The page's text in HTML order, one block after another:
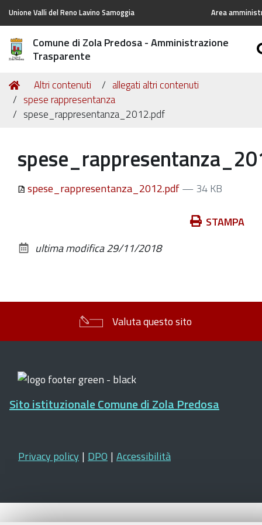
Unione Valli del Reno Lavino Samoggia Area
Comune di Zola Predosa - Amministrazione
Trasparente
Tu
sei
qui:
Home
Altri contenuti
allegati altri contenuti
spese rappresentanza
spese_rappresentanza_2012.pdf
spese_rappresentanza_2012.pdf— 34 KB
documento
STAMPA
ultima modifica29/11/2018
Valuta questo sito
Sito istituzionale Comune di Zola Predosa
Privacy policy | DPO | Accessibilità